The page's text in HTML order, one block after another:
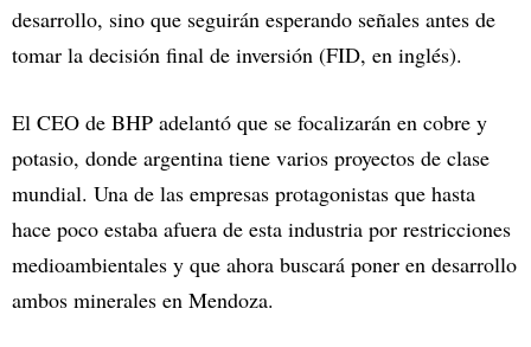
desarrollo, sino que seguirán esperando señales antes de
tomar la decisión final de inversión (FID, en inglés).
El CEO de BHP adelantó que se focalizarán en cobre y
potasio, donde argentina tiene varios proyectos de clase
mundial. Una de las empresas protagonistas que hasta
hace poco estaba afuera de esta industria por restricciones
medioambientales y que ahora buscará poner en desarrollo
ambos minerales en Mendoza.